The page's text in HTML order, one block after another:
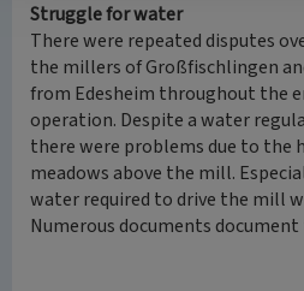
Struggle for water
There were repeated disputes
the millers of Großfischlingen
from Edesheim throughout the
operation. Despite a water
there were problems due to the
meadows above the mill.
water required to drive the mill
Numerous documents